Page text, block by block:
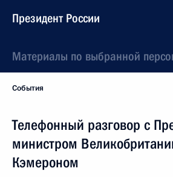
Президент России
Материалы по выбранной
События
Телефонный разговор с
министром
Кэмероном